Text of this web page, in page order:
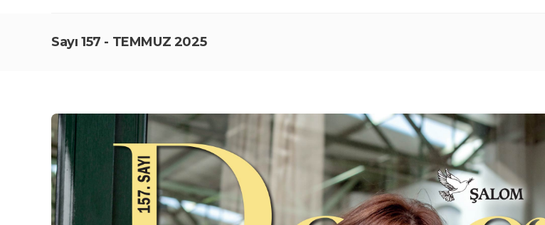
Sayı 157 - TEMMUZ 2025